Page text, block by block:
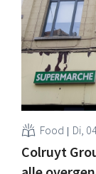
geïnformeerd
Food Di,
Colruyt